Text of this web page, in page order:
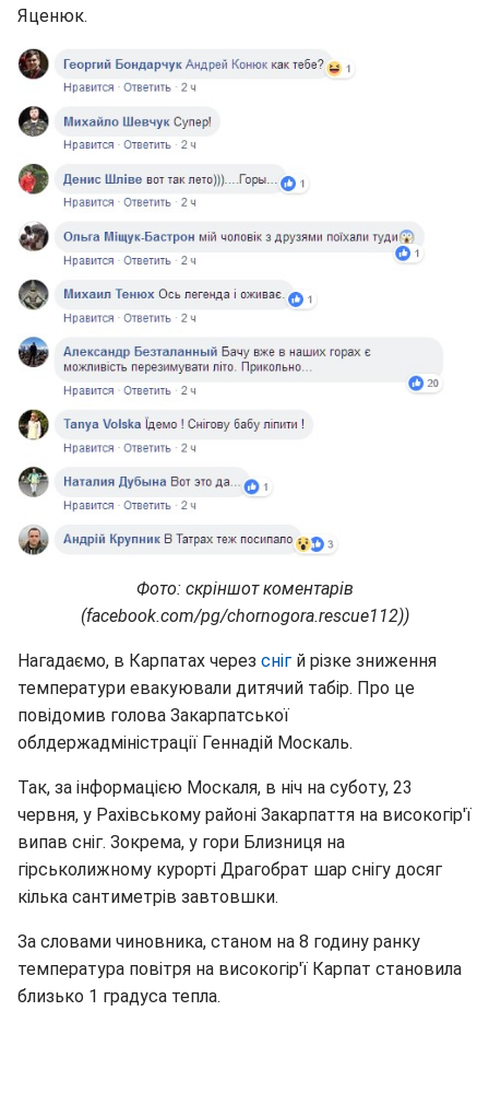
Яценюк.
Фото: скріншот коментарів
(facebook.com/pg/chornogora.rescue112))
Нагадаємо, в Карпатах через сніг й різке зниження
температури евакуювали дитячий табір. Про це
повідомив голова Закарпатської
облдержадміністрації Геннадій Москаль.
Так, за інформацією Москаля, в ніч на суботу, 23
червня, у Рахівському районі Закарпаття на високогір'ї
випав сніг. Зокрема, у гори Близниця на
гірськолижному курорті Драгобрат шар снігу досяг
кілька сантиметрів завтовшки.
За словами чиновника, станом на 8 годину ранку
температура повітря на високогір'ї Карпат становила
близько 1 градуса тепла.